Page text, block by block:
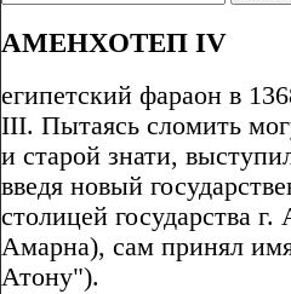
АМЕНХОТЕП IV
египетский фараон в
III. Пытаясь сломить
и старой знати,
введя новый
столицей государства
Амарна), сам принял
Атону").